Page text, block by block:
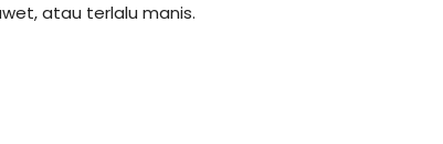
atau terlalu manis.